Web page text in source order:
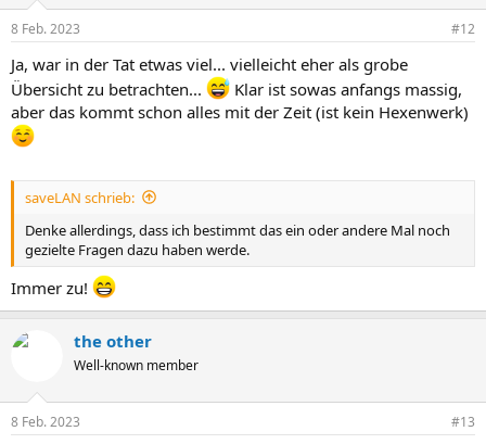
e
:
8 Feb. 2023 #12
Ja, war in der Tat etwas viel... vielleicht eher als grobe
Übersicht zu betrachten...
Klar ist sowas anfangs massig,
aber das kommt schon alles mit der Zeit (ist kein Hexenwerk)
saveLAN schrieb:
Denke allerdings, dass ich bestimmt das ein oder andere Mal noch
gezielte Fragen dazu haben werde.
Immer zu!
the other
Well-known member
8 Feb. 2023 #13